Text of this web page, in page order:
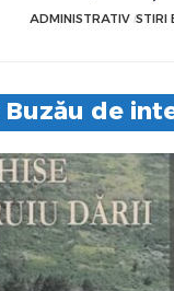
ADMINISTRATIV STIRI
de